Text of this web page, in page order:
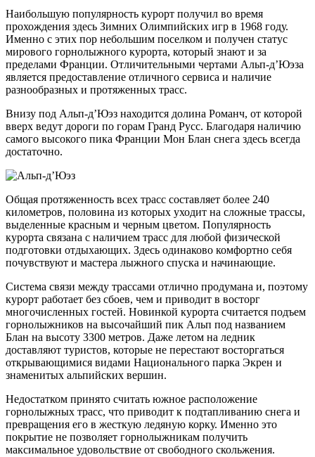
Наибольшую популярность курорт получил во время
прохождения здесь Зимних Олимпийских игр в 1968 году.
Именно с этих пор небольшим поселком и получен статус
мирового горнолыжного курорта, который знают и за
пределами Франции. Отличительными чертами Альп-д’Юэза
является предоставление отличного сервиса и наличие
разнообразных и протяженных трасс.
Внизу под Альп-д’Юэз находится долина Романч, от которой
вверх ведут дороги по горам Гранд Русс. Благодаря наличию
самого высокого пика Франции Мон Блан снега здесь всегда
достаточно.
Общая протяженность всех трасс составляет более 240
километров, половина из которых уходит на сложные трассы,
выделенные красным и черным цветом. Популярность
курорта связана с наличием трасс для любой физической
подготовки отдыхающих. Здесь одинаково комфортно себя
почувствуют и мастера лыжного спуска и начинающие.
Система связи между трассами отлично продумана и, поэтому
курорт работает без сбоев, чем и приводит в восторг
многочисленных гостей. Новинкой курорта считается подъем
горнолыжников на высочайший пик Альп под названием
Блан на высоту 3300 метров. Даже летом на ледник
доставляют туристов, которые не перестают восторгаться
открывающимися видами Национального парка Экрен и
знаменитых альпийских вершин.
Недостатком принято считать южное расположение
горнолыжных трасс, что приводит к подтапливанию снега и
превращения его в жесткую ледяную корку. Именно это
покрытие не позволяет горнолыжникам получить
максимальное удовольствие от свободного скольжения.